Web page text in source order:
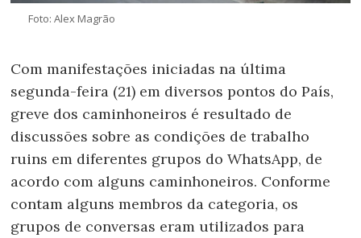
Foto: Alex Magrão
Com manifestações iniciadas na última
segunda-feira (21) em diversos pontos do País,
greve dos caminhoneiros é resultado de
discussões sobre as condições de trabalho
ruins em diferentes grupos do WhatsApp, de
acordo com alguns caminhoneiros. Conforme
contam alguns membros da categoria, os
grupos de conversas eram utilizados para